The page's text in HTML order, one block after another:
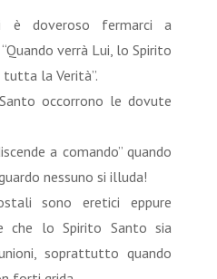
è doveroso fermarci a
verrà Lui, lo Spirito
tutta la Verità”.
occorrono le dovute
a comando” quando
nessuno si illuda!
sono eretici eppure
che lo Spirito Santo sia
soprattutto quando